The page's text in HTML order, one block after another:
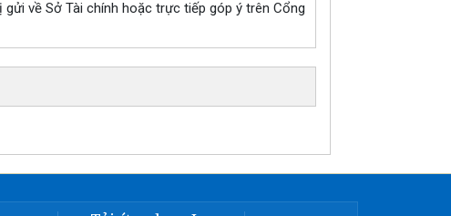
về Sở Tài chính hoặc trực tiếp góp ý trên Cổng